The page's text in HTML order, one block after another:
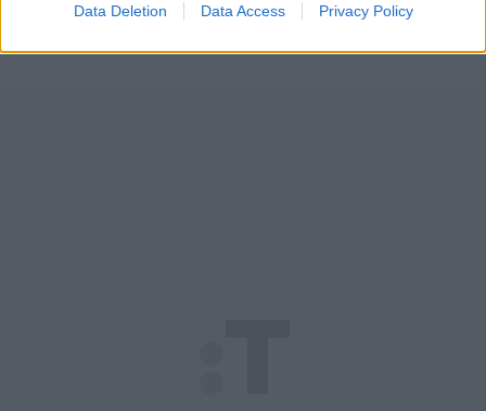
Data Deletion Data Access Privacy Policy